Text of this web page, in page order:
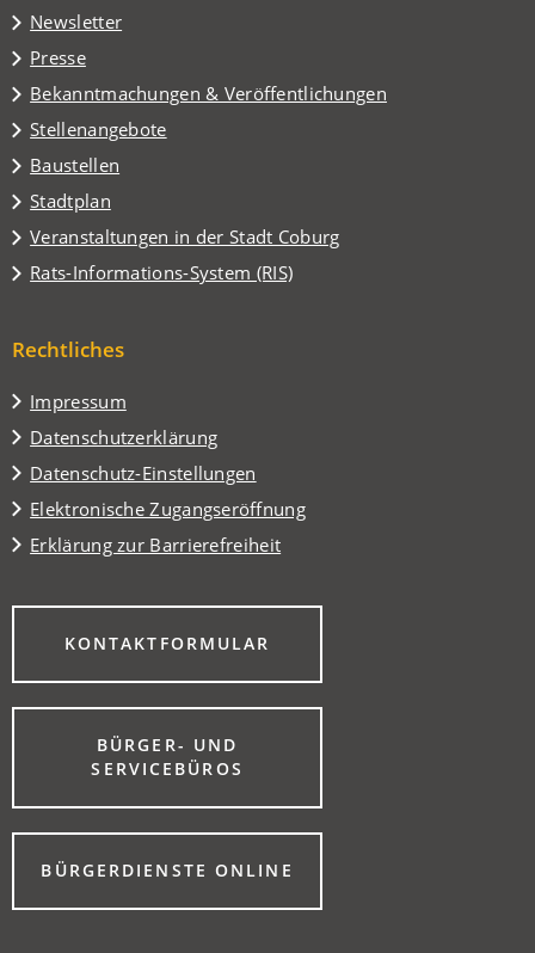
Tab)
in
einem
neuen
Tab)
Newsletter
Presse
Bekanntmachungen & Veröffentlichungen
Stellenangebote
Baustellen
Stadtplan
(Öffnet
in
einem
neuen
Veranstaltungen in der Stadt Coburg
(Öffnet
in
einem
Tab)
Rats-Informations-System (RIS)
(Öffnet
neuen
Rechtliches
Impressum
Datenschutzerklärung
Datenschutz-Einstellungen
Elektronische Zugangseröffnung
Erklärung zur Barrierefreiheit
KONTAKTFORMULAR
(ÖFFNET
EINEM
NEUEN
BÜRGER- UND
SERVICEBÜROS
(ÖFFNET
EINEM
NEUEN
TAB)BÜRGERDIENSTE ONLINE
(ÖFFNET
EINEM